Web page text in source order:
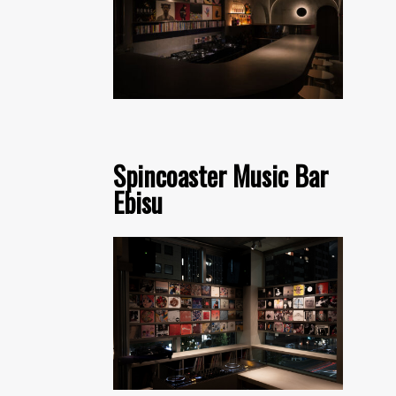
Spincoaster Music Bar
Ebisu